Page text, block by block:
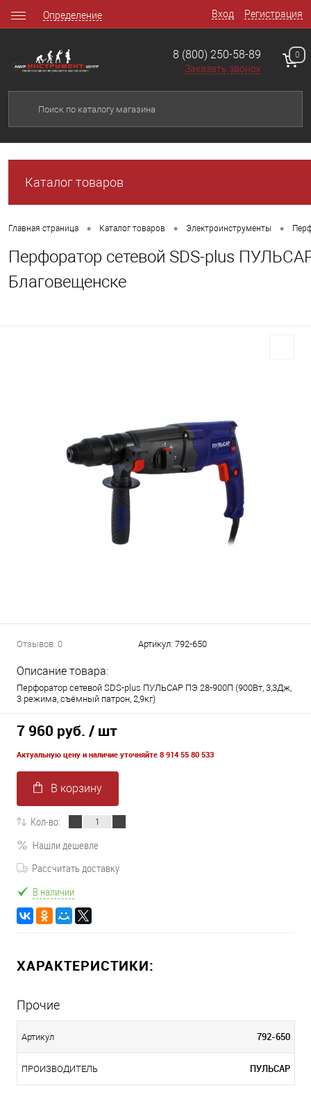
Вход Регистрация
Определение
8 (800) 250-58-89
Заказать звонок
0
Каталог товаров
Главная страница • Каталог товаров • Электроинструменты •
Перфоратор сетевой SDS-plus
Благовещенске
Отзывов: 0 Артикул: 792-650
Описание товара:
Перфоратор сетевой SDS-plus ПУЛЬСАР ПЭ 28-900П (900Вт, 3,3Дж,
3 режима, съёмный патрон, 2,9кг)
7 960 руб. / шт
Актуальную цену и наличие уточняйте 8 914 55 80 533
В корзину
Кол-во:
Нашли дешевле
Рассчитать доставку
В наличии
ХАРАКТЕРИСТИКИ:
Прочие
Артикул 792-650
ПРОИЗВОДИТЕЛЬ ПУЛЬСАР